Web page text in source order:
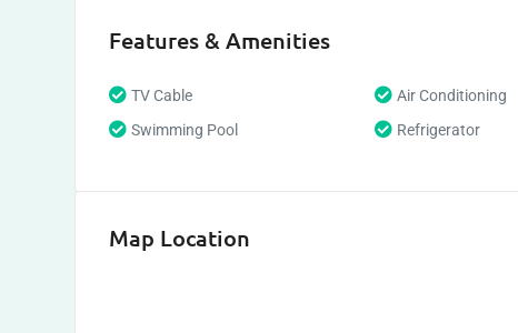
Features & Amenities
TV Cable Air Conditioning
Swimming Pool
Refrigerator
Map Location